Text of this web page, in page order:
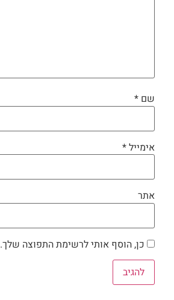
שם *
אימייל*
אתר
כן, הוסף אותי לרשימת התפוצה שלך.